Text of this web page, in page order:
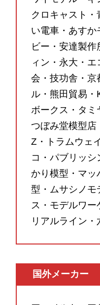
クロキャスト
い電車・あすか
ビー・安達製
ィン・永大・
会・技功舎・京
ル・熊田貿易・
ボークス・タミ
つぼみ堂模型店
Z・トラムウェ
コ・パブリッ
かり模型・マッ
型・ムサシノモ
ス・モデルワー
リアルライン・
国外メーカー